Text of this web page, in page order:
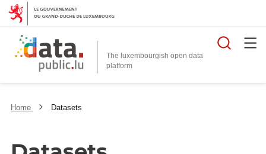
The luxembourgish open data
platform
Home Datasets